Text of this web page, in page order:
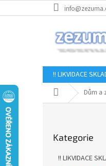
na
!! LIKVIDACE
Domů Dům a
kategorie
Kategorie
!! LIKVIDACE